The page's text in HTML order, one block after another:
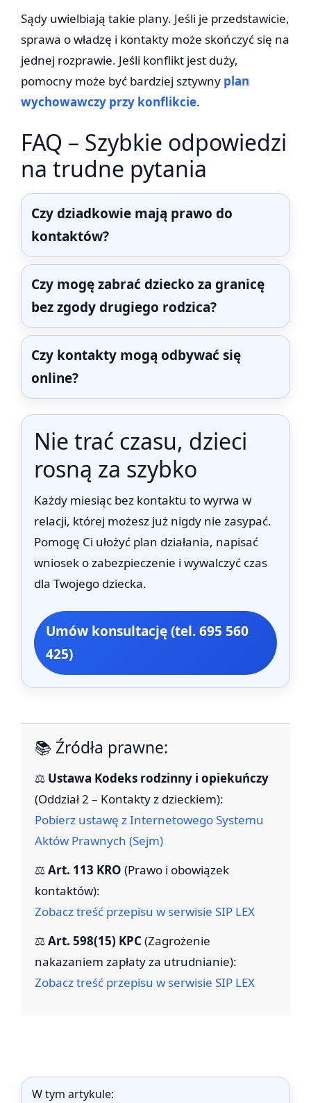
Sądy uwielbiają takie plany. Jeśli je przedstawicie,
sprawa o władzę i kontakty może skończyć się na
jednej rozprawie. Jeśli konflikt jest duży,
pomocny może być bardziej sztywny plan
wychowawczy przy konflikcie.
FAQ – Szybkie odpowiedzi
na trudne pytania
Czy dziadkowie mają prawo do
kontaktów?
Czy mogę zabrać dziecko za granicę
bez zgody drugiego rodzica?
Czy kontakty mogą odbywać się
online?
Nie trać czasu, dzieci
rosną za szybko
Każdy miesiąc bez kontaktu to wyrwa w
relacji, której możesz już nigdy nie zasypać.
Pomogę Ci ułożyć plan działania, napisać
wniosek o zabezpieczenie i wywalczyć czas
dla Twojego dziecka.
Umów konsultację (tel. 695 560
425)
📚 Źródła prawne:
⚖️ Ustawa Kodeks rodzinny i opiekuńczy
(Oddział 2 – Kontakty z dzieckiem):
Pobierz ustawę z Internetowego Systemu
Aktów Prawnych (Sejm)
⚖️Art. 113 KRO (Prawo i obowiązek
kontaktów):
Zobacz treść przepisu w serwisie SIP LEX
⚖️Art. 598(15) KPC (Zagrożenie
nakazaniem zapłaty za utrudnianie):
Zobacz treść przepisu w serwisie SIP LEX
W tym artykule: